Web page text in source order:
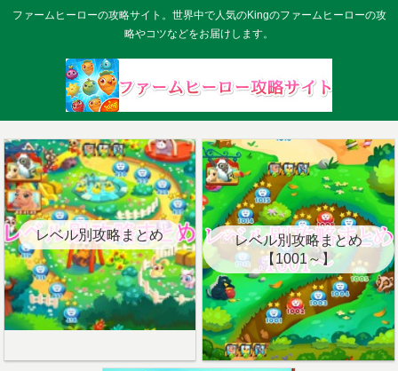
ファームヒーローの攻略サイト。世界中で人気のKingのファームヒーローの攻
略やコツなどをお届けします。
レベル別攻略まとめ
レベル別攻略まとめ
【1001～】